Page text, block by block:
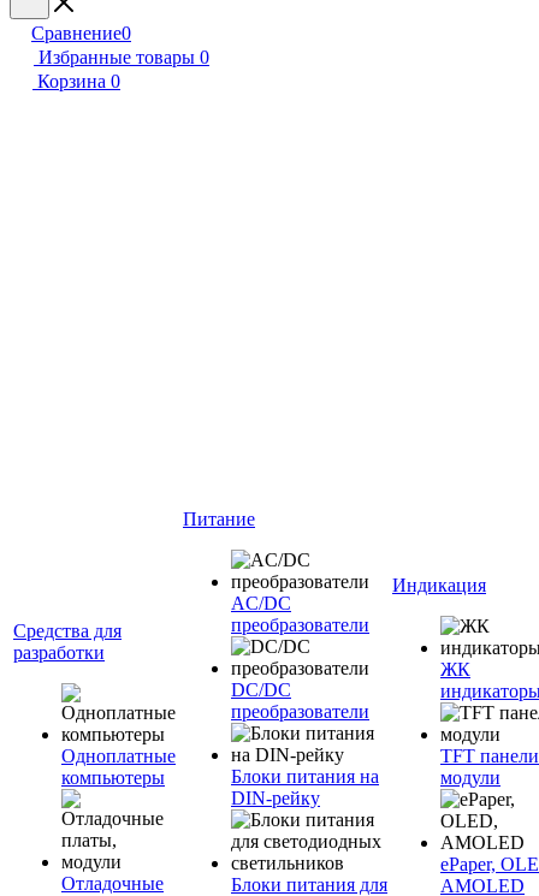
Сравнение0
Избранные товары 0
Корзина 0
Средства для
разработки
Одноплатные
компьютеры
Отладочные
Питание
AC/DC
преобразователи
DC/DC
преобразователи
Блоки питания на
DIN-рейку
Блоки питания для
Индикация
ЖК
TFT
модули
ePaper,
AMOLED